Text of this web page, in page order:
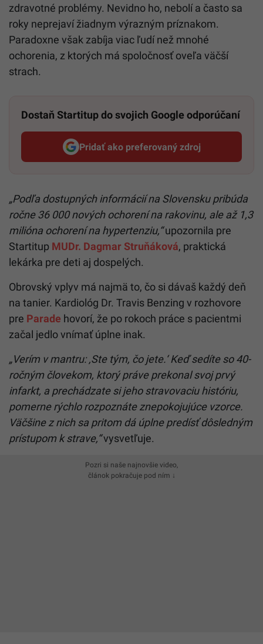
zdravotné problémy. Nevidno ho, nebolí a často sa
roky neprejaví žiadnym výrazným príznakom.
Paradoxne však zabíja viac ľudí než mnohé
ochorenia, z ktorých má spoločnosť oveľa väčší
strach.
Dostaň Startitup do svojich Google odporúčaní
Pridať ako preferovaný zdroj
Startitup, odkaz sa otvorí v
„Podľa dostupných informácií na Slovensku pribúda
ročne 36 000 nových ochorení na rakovinu, ale až 1,3
milióna ochorení na hypertenziu,“upozornila pre
Startitup MUDr. Dagmar Struňáková, praktická
lekárka pre deti aj dospelých.
Obrovský vplyv má najmä to, čo si dávaš každý deň
na tanier. Kardiológ Dr. Travis Benzing v rozhovore
pre Parade hovorí, že po rokoch práce s pacientmi
začal jedlo vnímať úplne inak.
„Verím v mantru: ‚Ste tým, čo jete.‘ Keď sedíte so 40-
ročným človekom, ktorý práve prekonal svoj prvý
infarkt, a prechádzate si jeho stravovaciu históriu,
pomerne rýchlo rozpoznáte znepokojujúce vzorce.
Väčšine z nich sa pritom dá úplne predísť dôsledným
prístupom k strave,“vysvetľuje.
Pozri si naše najnovšie video,
článok pokračuje pod ním ↓